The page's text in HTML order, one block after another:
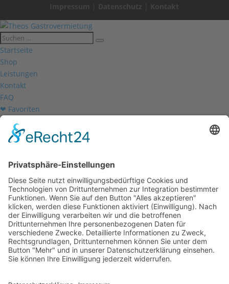
Impressum Datenschutz Kontakt
Startseite
Shop
Leistungen
Kontakt
FAQ
❤ Favoriten
Mein Konto
Betriebsferien
Wir befinden uns vom
19.12.2025 bis einschließlich 07.01.2026
in unseren Betriebsferien.
In dieser Zeit werden Anfragen
weiterhin bearbeitet, allerdings
kann es zu Verzögerungen bei der